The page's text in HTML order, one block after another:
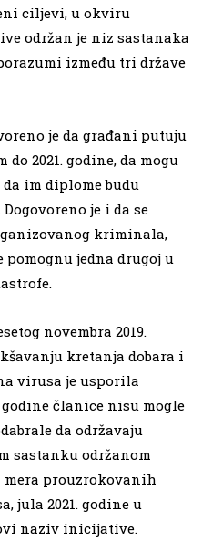
ciljevi, u okviru
održan je niz sastanaka
između tri države
je da građani putuju
2021. godine, da mogu
im diplome budu
je i da se
kriminala,
jedna drugoj u
novembra 2019.
kretanja dobara i
virusa je usporila
godine članice nisu mogle
da održavaju
sastanku održanom
prouzrokovanih
jula 2021. godine u
naziv inicijative.